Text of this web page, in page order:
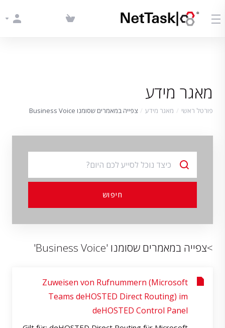
מאגר מידע
פורטל ראשי מאגר מידע צפייה במאמרים שסומנו Business Voice
חיפוש
>צפייה במאמרים שסומנו 'Business Voice'
Zuweisen von Rufnummern (Microsoft
Teams deHOSTED Direct Routing) im
deHOSTED Control Panel